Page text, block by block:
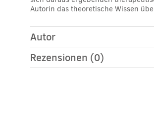
Autorin das theoretische Wissen
Autor
Rezensionen (0)